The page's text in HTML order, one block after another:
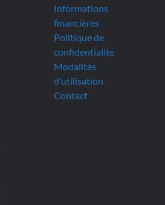
Informations
financières
Politique de
confidentialité
Modalités
d’utilisation
Contact